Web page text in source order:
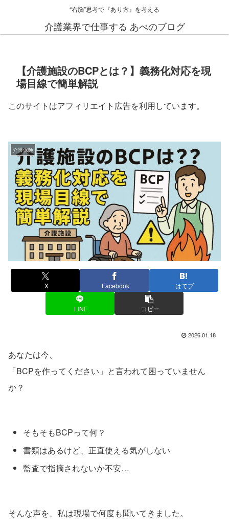
“右脳”思考で『あり方』を考える
介護業界で仕事する あべのブログ
【介護施設のBCPとは？】義務化対応を現
場目線で簡単解説
このサイトはアフィリエイト広告を利用しています。
介護保険
X Facebook はてブ
LINE コピー
2026.01.18
あなたは今、
「BCPを作ってください」と言われて困っていません
か？
そもそもBCPって何？
書類はあるけど、正直使える気がしない
監査で指摘されないか不安…
そんな声を、私は現場で何度も聞いてきました。